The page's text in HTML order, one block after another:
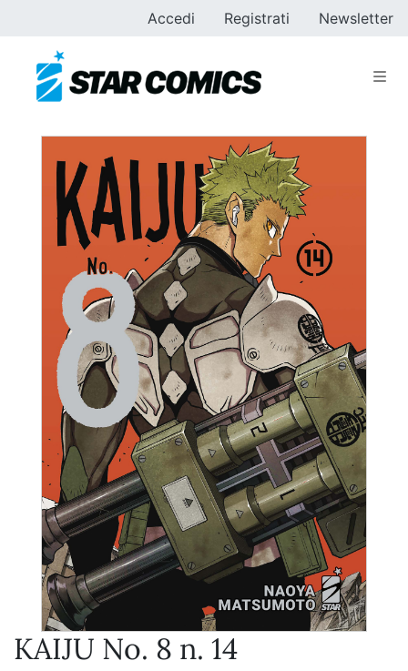
Accedi Registrati Newsletter
KAIJU No. 8 n. 14